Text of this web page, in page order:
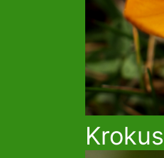
Krokus